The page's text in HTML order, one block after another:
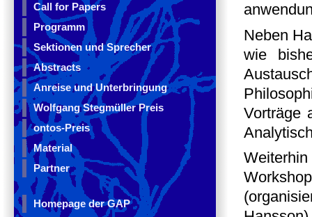
Call for Papers
Programm
Sektionen und Sprecher
Abstracts
Anreise und Unterbringung
Wolfgang Stegmüller Preis
ontos-Preis
Material
Partner
Homepage der GAP
Neben
wie
Vorträge